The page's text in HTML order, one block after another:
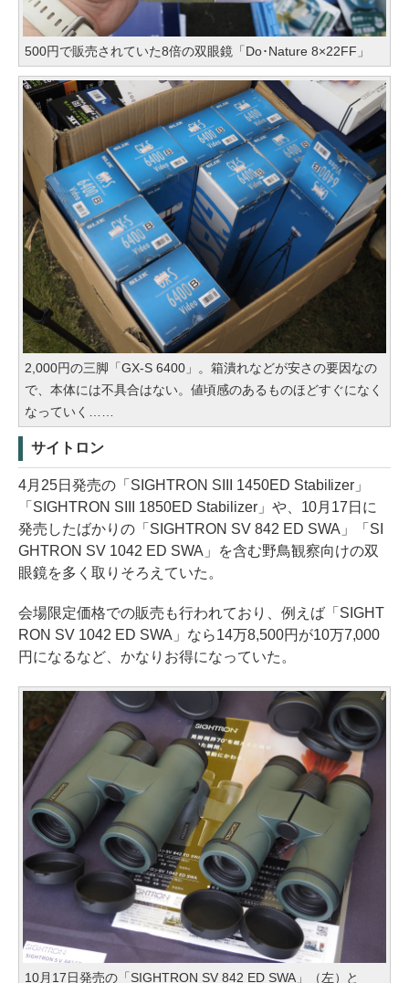
500円で販売されていた8倍の双眼鏡「Do･Nature 8×22FF」
2,000円の三脚「GX-S 6400」。箱潰れなどが安さの要因なの
で、本体には不具合はない。値頃感のあるものほどすぐになく
なっていく……
サイトロン
4月25日発売の「SIGHTRON SIII 1450ED Stabilizer」
「SIGHTRON SIII 1850ED Stabilizer」や、10月17日に
発売したばかりの「SIGHTRON SV 842 ED SWA」「SI
GHTRON SV 1042 ED SWA」を含む野鳥観察向けの双
眼鏡を多く取りそろえていた。
会場限定価格での販売も行われており、例えば「SIGHT
RON SV 1042 ED SWA」なら14万8,500円が10万7,000
円になるなど、かなりお得になっていた。
10月17日発売の「SIGHTRON SV 842 ED SWA」（左）と